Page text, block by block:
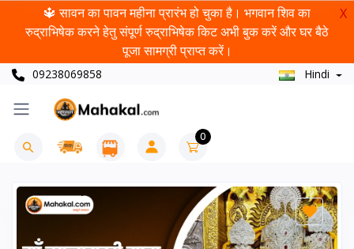
🔱 सावन का पावन महीना प्रारंभ हो चुका है। भगवान शिव का
रुद्राभिषेक करने हेतु संपूर्ण रुद्राभिषेक किट अभी बुक करें और घर बैठे
पूजा सामग्री प्राप्त करें।
X
09238069858 Hindi
0